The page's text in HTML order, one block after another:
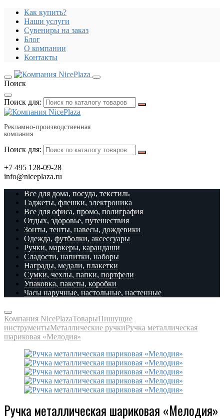
Как купить?
Наши услуги
Сувениры на заказ
Блог
О компании
Контакты
Поиск
Поиск для:
Рекламно-производственная
компания
Поиск для:
+7 495 128-09-28
info@niceplaza.ru
Все для дома, посуда, текстиль
Гаджеты, флешки, электроника
Все для офиса, промо, полиграфия
Отдых, здоровье, путешествия
Зонты, тенты, навесы, дождевики
Одежда, футболки, аксессуары
Ручки, маркеры, карандаши
Сладости, напитки, наборы
Награды, медали, плакетки
Сумки, чехлы, папки, портфели
Упаковка, пакеты, коробки
Часы наручные, настольные, настенные
Компания NicePlazaТоварыПишущие
инструментыМеталлические ручкиРучка металлическая
шариковая «Мелодия»
Ручка металлическая шариковая «Мелодия»